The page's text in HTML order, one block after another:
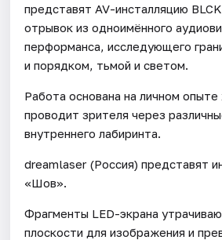
представят AV-инсталляцию
отрывок из одноимённого
перформанса, исследующего
и порядком, тьмой и светом.
Работа основана на личном
проводит зрителя через
внутреннего лабиринта.
dreamlaser (Россия) представят
«Шов».
Фрагменты LED-экрана
плоскости для изображения и